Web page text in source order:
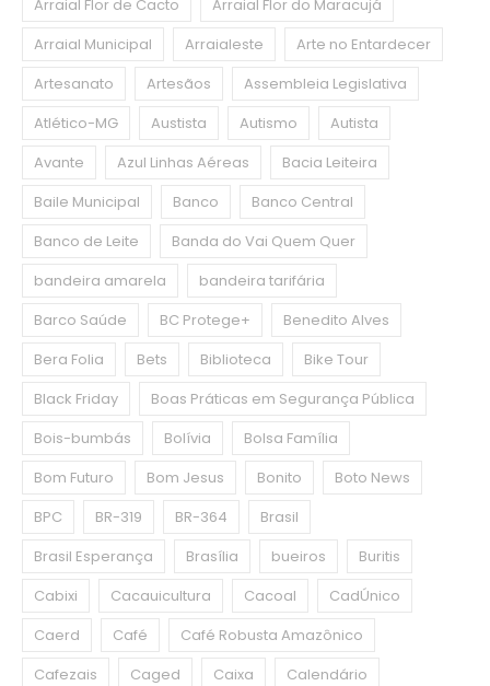
Arraial Flor de Cacto
Arraial Flor do Maracujá
Arraial Municipal
Arraialeste
Arte no Entardecer
Artesanato
Artesãos
Assembleia Legislativa
Atlético-MG
Austista Autismo
Autista
Avante
Azul Linhas Aéreas
Bacia Leiteira
Baile Municipal
Banco
Banco Central
Banco de Leite
Banda do Vai Quem Quer
bandeira amarela
bandeira tarifária
Barco Saúde
BC Protege+
Benedito Alves
Bera Folia
Bets Biblioteca
Bike Tour
Black Friday
Boas Práticas em Segurança Pública
Bois-bumbás
Bolívia
Bolsa Família
Bom Futuro
Bom Jesus Bonito
Boto News
BPC
BR-319 BR-364
Brasil
Brasil Esperança
Brasília bueiros
Buritis
Cabixi
Cacauicultura Cacoal
CadÚnico
Caerd
Café
Café Robusta Amazônico
Cafezais
Caged Caixa
Calendário